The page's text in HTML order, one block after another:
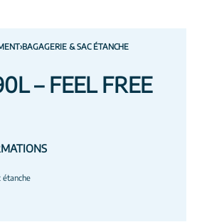
›BAGAGERIE & SAC ÉTANCHE
– FEEL FREE
étanche